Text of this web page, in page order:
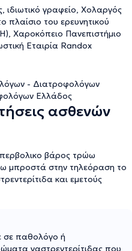
ιδιωτικό γραφείο, Χολαργός
πλαίσιο του ερευνητικού
Χαροκόπειο Πανεπιστήμιο
Εταιρία Randox
- Διατροφολόγων
Ελλάδος
ασθενών
βάρος τρώω
μπροστά στην τηλεόραση το
και εμετούς
σε παθολόγο ή
γαστρεντερίτιδας που